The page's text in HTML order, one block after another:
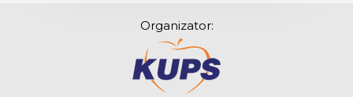
Organizator: